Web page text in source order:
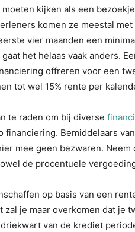
kijken als een
komen ze meestal
vier maanden een
het helaas vaak anders.
offreren voor een
tot wel 15% rente per
te raden om bij diverse
financiering. Bemiddelaars
mee geen bezwaren.
de procentuele
op basis van een
zal je maar overkomen dat je
van de krediet